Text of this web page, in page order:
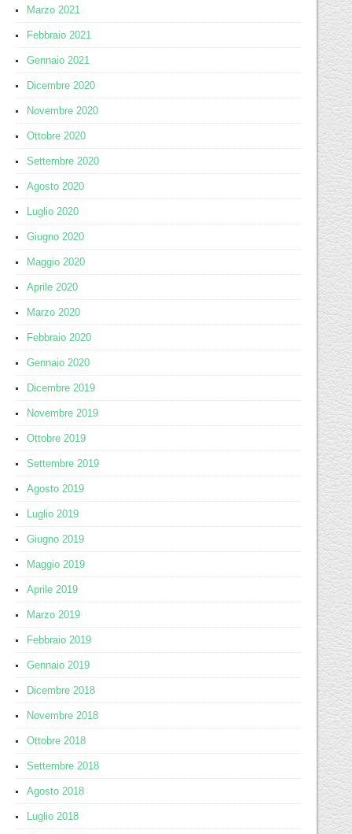
Marzo 2021
Febbraio 2021
Gennaio 2021
Dicembre 2020
Novembre 2020
Ottobre 2020
Settembre 2020
Agosto 2020
Luglio 2020
Giugno 2020
Maggio 2020
Aprile 2020
Marzo 2020
Febbraio 2020
Gennaio 2020
Dicembre 2019
Novembre 2019
Ottobre 2019
Settembre 2019
Agosto 2019
Luglio 2019
Giugno 2019
Maggio 2019
Aprile 2019
Marzo 2019
Febbraio 2019
Gennaio 2019
Dicembre 2018
Novembre 2018
Ottobre 2018
Settembre 2018
Agosto 2018
Luglio 2018